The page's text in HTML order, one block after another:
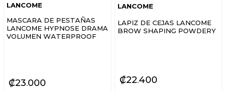
LANCOME
MASCARA DE PESTAÑAS
LANCOME HYPNOSE DRAMA
VOLUMEN WATERPROOF
₡23 000
LANCOME
LAPIZ DE CEJAS LANCOME
BROW SHAPING POWDERY
₡22 400